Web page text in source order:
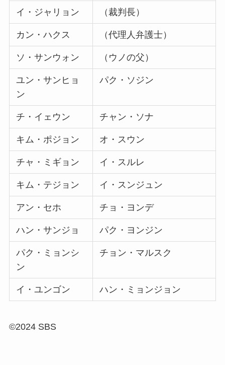
イ・ジャリョン （裁判長）
カン・ハクス （代理人弁護士）
ソ・サンウォン （ウノの父）
ユン・サンヒョ
ン
パク・ソジン
チ・イェウン チャン・ソナ
キム・ポジョン オ・スウン
チャ・ミギョン イ・スルレ
キム・テジョン イ・スンジュン
アン・セホ チョ・ヨンデ
ハン・サンジョ パク・ヨンジン
パク・ミョンシ
ン
チョン・マルスク
イ・ユンゴン ハン・ミョンジョン
©2024 SBS